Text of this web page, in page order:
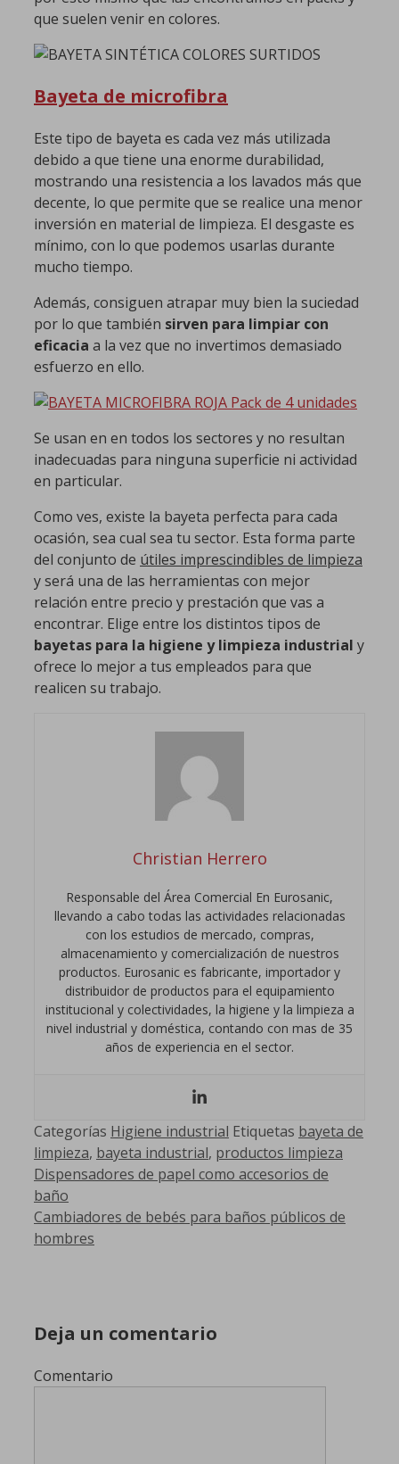
que suelen venir en colores.
Bayeta de microfibra
Este tipo de bayeta es cada vez más utilizada
debido a que tiene una enorme durabilidad,
mostrando una resistencia a los lavados más que
decente, lo que permite que se realice una menor
inversión en material de limpieza. El desgaste es
mínimo, con lo que podemos usarlas durante
mucho tiempo.
Además, consiguen atrapar muy bien la suciedad
por lo que también sirven para limpiar con
eficacia a la vez que no invertimos demasiado
esfuerzo en ello.
Se usan en en todos los sectores y no resultan
inadecuadas para ninguna superficie ni actividad
en particular.
Como ves, existe la bayeta perfecta para cada
ocasión, sea cual sea tu sector. Esta forma parte
del conjunto de útiles imprescindibles de limpieza
y será una de las herramientas con mejor
relación entre precio y prestación que vas a
encontrar. Elige entre los distintos tipos de
bayetas para la higiene y limpieza industrial y
ofrece lo mejor a tus empleados para que
realicen su trabajo.
Christian Herrero
Responsable del Área Comercial En Eurosanic,
llevando a cabo todas las actividades relacionadas
con los estudios de mercado, compras,
almacenamiento y comercialización de nuestros
productos. Eurosanic es fabricante, importador y
distribuidor de productos para el equipamiento
institucional y colectividades, la higiene y la limpieza a
nivel industrial y doméstica, contando con mas de 35
años de experiencia en el sector.
Categorías Higiene industrial Etiquetas bayeta de
limpieza, bayeta industrial, productos limpieza
Dispensadores de papel como accesorios de
baño
Cambiadores de bebés para baños públicos de
hombres
Deja un comentario
Comentario